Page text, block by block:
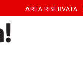
AREA RISERVATA